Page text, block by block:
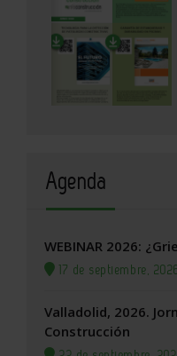
Agenda
WEBINAR 2026:
17 de septiembre,
Valladolid, 2026.
Construcción